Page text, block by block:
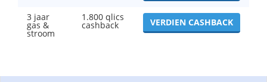
3 jaar
gas &
stroom
1.800 qlics
cashback VERDIEN CASHBACK